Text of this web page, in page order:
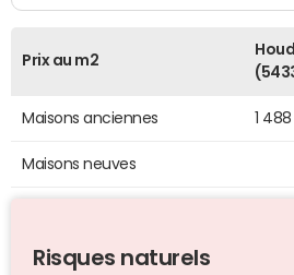
Prix au m2
Maisons anciennes 1
Maisons neuves
Risques naturels